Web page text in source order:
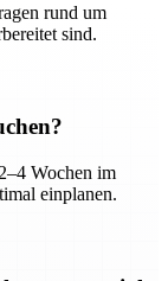
rund um
sind.
Wochen im
einplanen.